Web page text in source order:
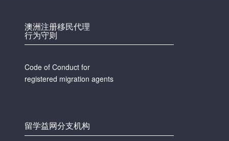
澳洲注册移民代理
行为守则
Code of Conduct for
registered migration agents
留学益网分支机构